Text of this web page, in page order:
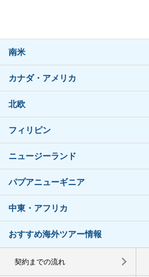
南米
カナダ・アメリカ
北欧
フィリピン
ニュージーランド
パプアニューギニア
中東・アフリカ
おすすめ海外ツアー情報
契約までの流れ